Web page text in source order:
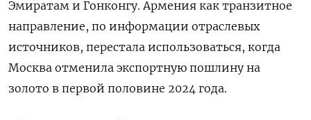
Эмиратам и Гонконгу. Армения как транзитное
направление, по информации отраслевых
источников, перестала использоваться, когда
Москва отменила экспортную пошлину на
золото в первой половине 2024 года.